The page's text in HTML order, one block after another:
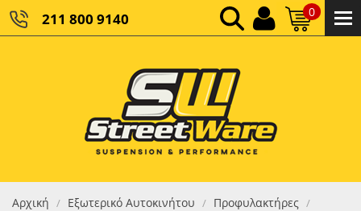
211 800 9140 0
ΚΑΘΑΡΌ ΣΎΝΟΛΟ:
ΤΕΛΙΚΌ ΣΎΝΟΛΟ:0,00 €
Αρχική / Εξωτερικό Αυτοκινήτου / Προφυλακτήρες /